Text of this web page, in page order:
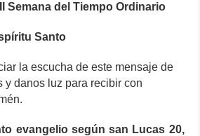
Semana del Tiempo Ordinario
Santo
la escucha de este mensaje de
y danos luz para recibir con
evangelio según san Lucas 20,